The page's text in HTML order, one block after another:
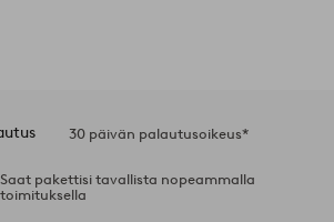
30 päivän palautusoikeus*
Saat pakettisi tavallista nopeammalla
toimituksella